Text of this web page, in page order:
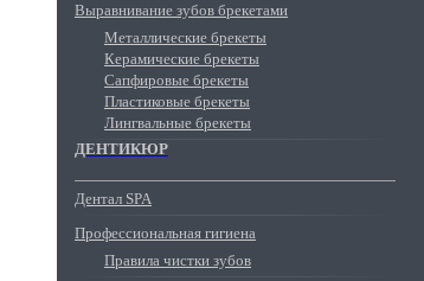
Выравнивание зубов брекетами
Металлические брекеты
Керамические брекеты
Сапфировые брекеты
Пластиковые брекеты
Лингвальные брекеты
ДЕНТИКЮР
Дентал SPA
Профессиональная гигиена
Правила чистки зубов